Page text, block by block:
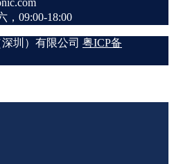
，09:00-18:00
圳）有限公司 粤ICP备